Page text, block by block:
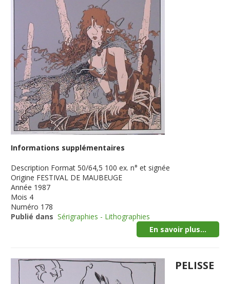
Informations supplémentaires
Description Format 50/64,5 100 ex. n° et signée
Origine FESTIVAL DE MAUBEUGE
Année 1987
Mois 4
Numéro 178
Publié dans Sérigraphies - Lithographies
En savoir plus...
PELISSE